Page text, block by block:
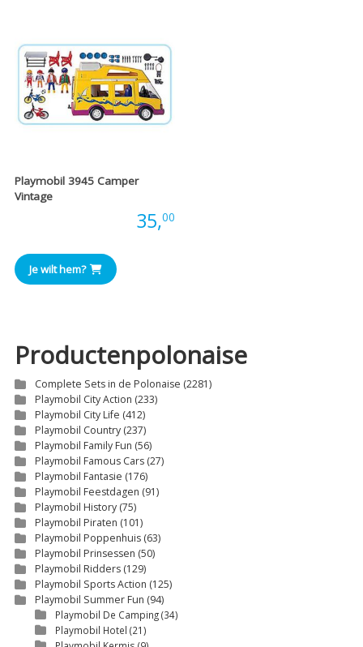
Playmobil 3945 Camper
Vintage
35,00
Je wilt hem?
Productenpolonaise
Complete Sets in de Polonaise (2281)
Playmobil City Action (233)
Playmobil City Life (412)
Playmobil Country (237)
Playmobil Family Fun (56)
Playmobil Famous Cars (27)
Playmobil Fantasie (176)
Playmobil Feestdagen (91)
Playmobil History (75)
Playmobil Piraten (101)
Playmobil Poppenhuis (63)
Playmobil Prinsessen (50)
Playmobil Ridders (129)
Playmobil Sports Action (125)
Playmobil Summer Fun (94)
Playmobil De Camping(34)
Playmobil Hotel (21)